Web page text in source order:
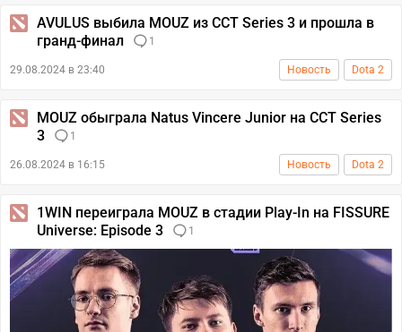
AVULUS выбила MOUZ из CCT Series 3 и прошла в
гранд-финал
1
29.08.2024 в 23:40 Новость Dota 2
MOUZ обыграла Natus Vincere Junior на CCT Series
3
1
26.08.2024 в 16:15 Новость Dota 2
1WIN переиграла MOUZ в стадии Play-In на FISSURE
Universe: Episode 3
1